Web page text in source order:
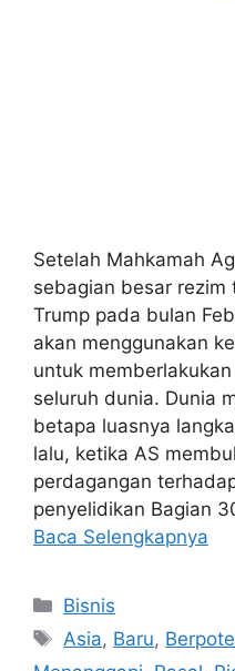
Setelah Mahkamah
sebagian besar rezim
Trump pada bulan
akan menggunakan
untuk
seluruh dunia. Dunia
betapa luasnya
lalu, ketika AS
perdagangan
Kategori
Bisnis